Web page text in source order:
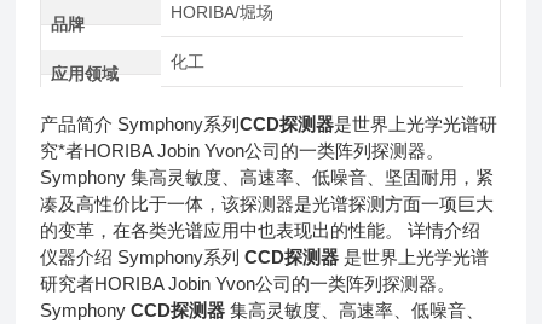
品牌
HORIBA/堀场
应用领域
化工
产品简介 Symphony系列CCD探测器是世界上光学光谱研
究*者HORIBA Jobin Yvon公司的一类阵列探测器。
Symphony 集高灵敏度、高速率、低噪音、坚固耐用，紧
凑及高性价比于一体，该探测器是光谱探测方面一项巨大
的变革，在各类光谱应用中也表现出的性能。 详情介绍
仪器介绍 Symphony系列CCD探测器 是世界上光学光谱
研究者HORIBA Jobin Yvon公司的一类阵列探测器。
SymphonyCCD探测器 集高灵敏度、高速率、低噪音、